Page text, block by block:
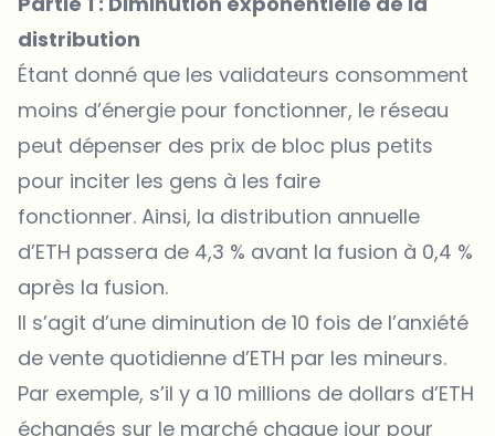
distribution
Étant donné que les validateurs consomment
moins d’énergie pour fonctionner, le réseau
peut dépenser des prix de bloc plus petits
pour inciter les gens à les faire
fonctionner. Ainsi, la distribution annuelle
d’ETH passera de 4,3 % avant la fusion à 0,4 %
après la fusion.
Il s’agit d’une diminution de 10 fois de l’anxiété
de vente quotidienne d’ETH par les mineurs.
Par exemple, s’il y a 10 millions de dollars d’ETH
échangés sur le marché chaque jour pour